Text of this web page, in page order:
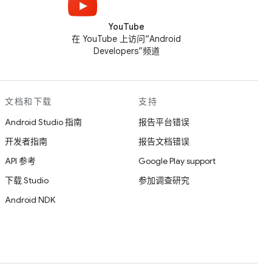
YouTube
在 YouTube 上访问“Android
Developers”频道
文档和下载
Android Studio 指南
开发者指南
API 参考
下载 Studio
Android NDK
支持
报告平台错误
报告文档错误
Google Play support
参加调查研究